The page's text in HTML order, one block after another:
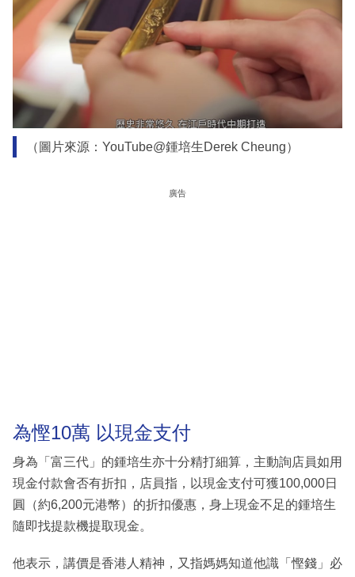
（圖片來源：YouTube@鍾培生Derek Cheung）
廣告
為慳10萬 以現金支付
身為「富三代」的鍾培生亦十分精打細算，主動詢店員如用
現金付款會否有折扣，店員指，以現金支付可獲100,000日
圓（約6,200元港幣）的折扣優惠，身上現金不足的鍾培生
隨即找提款機提取現金。
他表示，講價是香港人精神，又指媽媽知道他識「慳錢」必